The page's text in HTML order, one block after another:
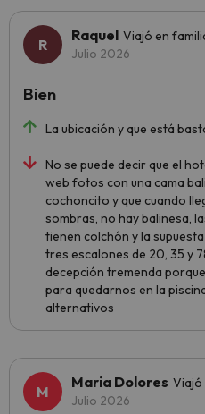
Raquel Viajó en
Julio 2026
La ubicación y que está
No se puede decir que el
web fotos con una cama
cochoncito y que cuando
sombras, no hay balinesa,
tienen colchón y la
tres escalones de 20, 35 y
decepción tremenda
para quedarnos en la
alternativos
Bien
Maria Dolores Viajó
Julio 2026